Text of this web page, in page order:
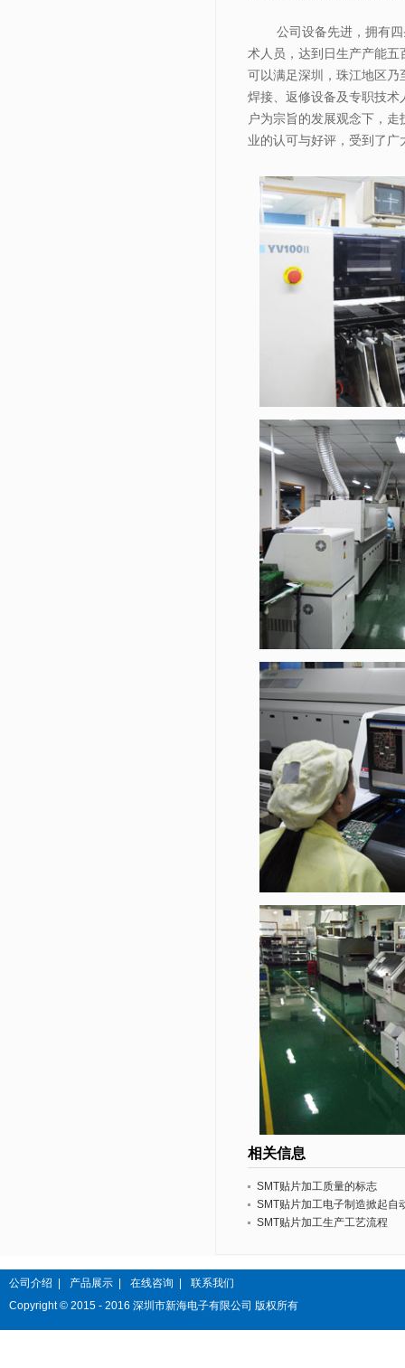
公司设备先进，拥有四
术人员，达到日生产产能
可以满足深圳，珠江地区
焊接、返修设备及专职技
户为宗旨的发展观念下，
业的认可与好评，受到了
相关信息
SMT贴片加工质量的标志
SMT贴片加工电子制造掀起自
SMT贴片加工生产工艺流程
公司介绍 产品展示 在线咨询
联系我们
Copyright © 2015 - 2016 深圳市新海电子有限公司 版权所有